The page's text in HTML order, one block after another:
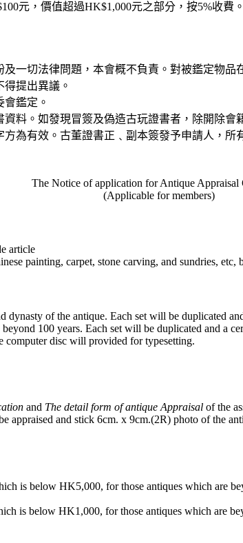
元，價值超過HK$1,000元之部分，按5%收費
一切法律問題，本會概不負責。對被鑑定物品
提出異議。
鑑定。
料。如發現冒簽及偽造古玩證書者，除開除會
為有效。古董證書正﹑副本簽發予申請人，所
The Notice of application for Antique Appraisal
(Applicable for members)
article
painting, carpet, stone carving, and sundries, etc,
dynasty of the antique. Each set will be duplicated
100 years. Each set will be duplicated and a
computer disc will provided for typesetting.
and The detail form of antique Appraisal of the
appraised and stick 6cm. x 9cm.(2R) photo of the
is below HK5,000, for those antiques which are
is below HK1,000, for those antiques which are